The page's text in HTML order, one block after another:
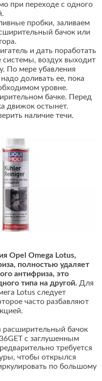
при переходе с одного
пробки, заливаем
бачок или
и дать поработать
воздух выходит
По мере убавления
доливать ее, пока
уровне.
бачке. Перед
движок остынет.
наличие течи.
Opel Omega Lotus,
полностью удаляет
антифриза, это
типа на другой. Для
Lotus следует
часто разбавляют
расширительный бачок
с заглушенным
требуется
чтобы открылся
по большому